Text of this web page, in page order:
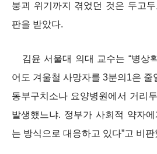
붕괴 위기까지 겪었던 것은 두고
판을 받았다.
김윤 서울대 의대 교수는 “병상
어도 겨울철 사망자를 3분의1은 줄
동부구치소나 요양병원에서 거리
발생했느냐. 정부가 사회적 약자
는 방식으로 대응하고 있다”고 비판